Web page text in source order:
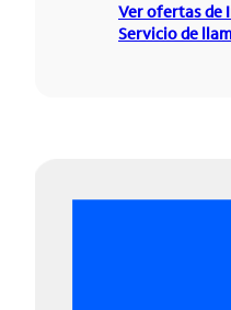
Ver ofertas de
Servicio de